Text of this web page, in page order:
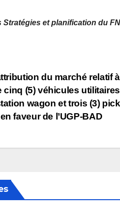
Stratégies et planification du
du marché relatif à
cinq (5) véhicules utilitaires
wagon et trois (3)
faveur de l’UGP-BAD